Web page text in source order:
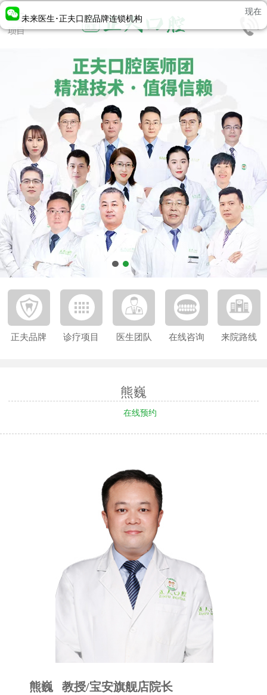
正夫品牌 诊疗项目 医生团队 在线咨询 来院路线
熊巍
在线预约
熊巍 教授/宝安旗舰店院长
现在
未来医生･正夫口腔品牌连锁机构